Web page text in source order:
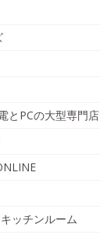
とPCの大型専門店
ッチンルーム